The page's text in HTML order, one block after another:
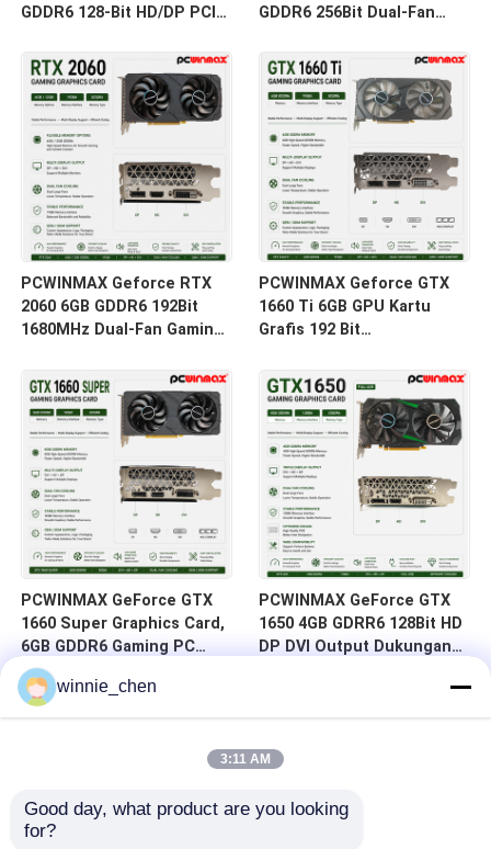
GDDR6 128-Bit HD/DP PCIe
untuk PC Gaming
GDDR6 256Bit Dual-Fan
Tracing untuk PC Gaming
OEM Grosir
PCWINMAX Geforce RTX
2060 6GB GDDR6 192Bit
1680MHz Dual-Fan Gaming
HD/DP/DVI
PCWINMAX Geforce GTX
1660 Ti 6GB GPU Kartu
Grafis 192 Bit
DVI 14Gbps Memori
PCWINMAX GeForce GTX
1660 Super Graphics Card,
6GB GDDR6 Gaming PC
GPU 192bit Kartu Video
PCIe 3.0 x16 1660S Kartu
Game
PCWINMAX GeForce GTX
1650 4GB GDRR6 128Bit HD
DP DVI Output Dukungan
winnie_chen
3:11 AM
Good day, what product are you looking
for?